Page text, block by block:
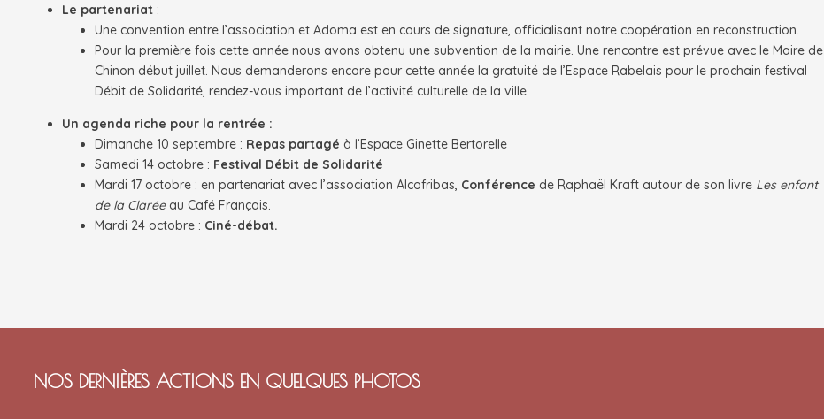
Le partenariat :
Une convention entre l’association et Adoma est en cours de signature, officialisant notre coopération en reconstruction.
Pour la première fois cette année nous avons obtenu une subvention de la mairie. Une rencontre est prévue avec le Maire de
Chinon début juillet. Nous demanderons encore pour cette année la gratuité de l’Espace Rabelais pour le prochain festival
Débit de Solidarité, rendez-vous important de l’activité culturelle de la ville.
Un agenda riche pour la rentrée :
Dimanche 10 septembre : Repas partagé à l’Espace Ginette Bertorelle
Samedi 14 octobre : Festival Débit de Solidarité
Mardi 17 octobre : en partenariat avec l’association Alcofribas, Conférence de Raphaël Kraft autour de son livre Les enfant
de la Claréeau Café Français.
Mardi 24 octobre : Ciné-débat.
NOS DERNIÈRES ACTIONS EN QUELQUES PHOTOS